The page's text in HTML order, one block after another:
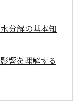
分解の基本知
響を理解する